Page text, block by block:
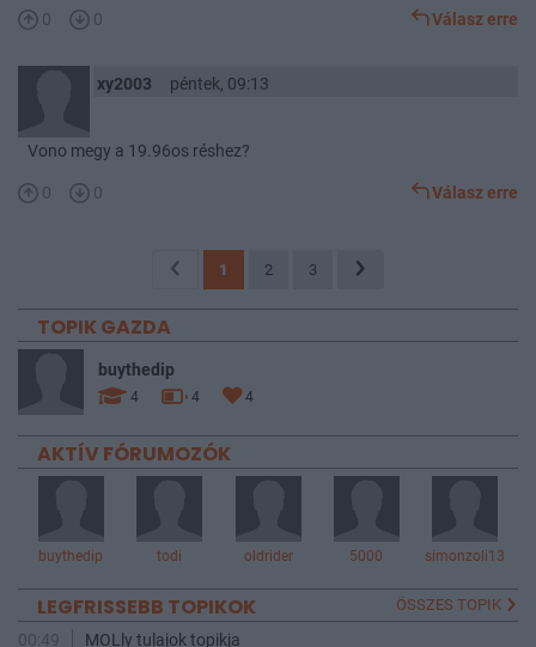
0 0 Válasz erre
xy2003 péntek, 09:13
Vono megy a 19.96os réshez?
0 0 Válasz erre
1 2 3
TOPIK GAZDA
buythedip
4 4 4
AKTÍV FÓRUMOZÓK
buythedip todi oldrider 5000 simonzoli13
LEGFRISSEBB TOPIKOK ÖSSZES TOPIK
00:49 MOLly tulajok topikja